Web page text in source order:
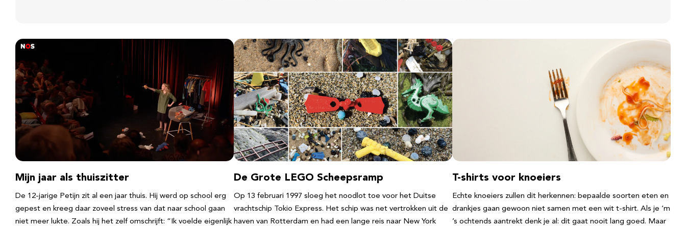
Mijn jaar als thuiszitter
De 12-jarige Petijn zit al een jaar thuis. Hij werd op school erg
gepest en kreeg daar zoveel stress van dat naar school gaan
niet meer lukte. Zoals hij het zelf omschrijft: “Ik voelde eigenlijk
De Grote LEGO Scheepsramp
Op 13 februari 1997 sloeg het noodlot toe voor het Duitse
vrachtschip Tokio Express. Het schip was net vertrokken uit de
haven van Rotterdam en had een lange reis naar New York
T-shirts voor knoeiers
Echte knoeiers zullen dit herkennen: bepaalde soorten eten en
drankjes gaan gewoon niet samen met een wit t-shirt. Als je ‘m
’s ochtends aantrekt denk je al: dit gaat nooit lang goed. Maar